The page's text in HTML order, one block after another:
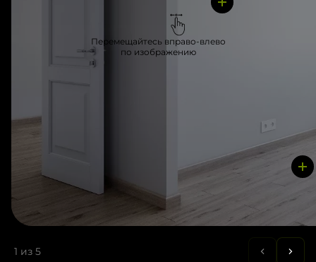
Перемещайтесь вправо-влево
по изображению
1 из 5